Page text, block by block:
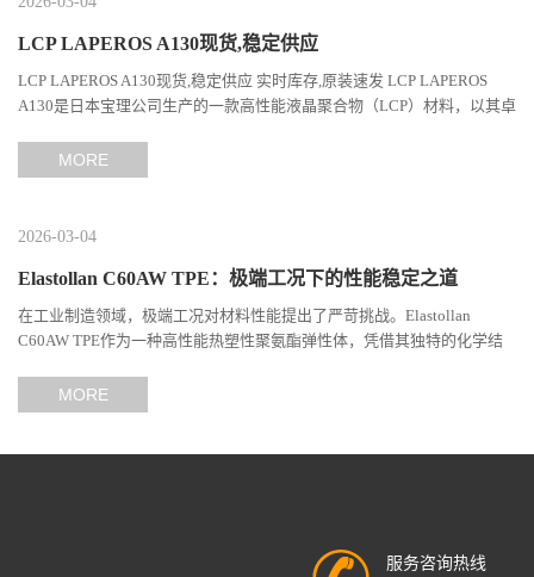
LCP LAPEROS A130现货,稳定供应
LCP LAPEROS A130现货,稳定供应 实时库存,原装速发 LCP LAPEROS
A130是日本宝理公司生产的一款高性能液晶聚合物（LCP）材料，以其卓
MORE
2026-03-04
Elastollan C60AW TPE：极端工况下的性能稳定之道
在工业制造领域，极端工况对材料性能提出了严苛挑战。Elastollan
C60AW TPE作为一种高性能热塑性聚氨酯弹性体，凭借其独特的化学结
MORE
服务咨询热线